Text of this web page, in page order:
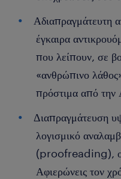
Αδιαπραγμάτευτη
έγκαιρα
που λείπουν, σε
«ανθρώπινο
πρόστιμα από
Διαπραγμάτευση
λογισμικό
(proofreading), ο
Αφιερώνεις τον